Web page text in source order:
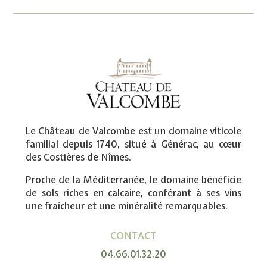
Le Château de Valcombe est un domaine viticole
familial depuis 1740, situé à Générac, au cœur
des Costières de Nîmes.
Proche de la Méditerranée, le domaine bénéficie
de sols riches en calcaire, conférant à ses vins
une fraîcheur et une minéralité remarquables.
CONTACT
04.66.01.32.20